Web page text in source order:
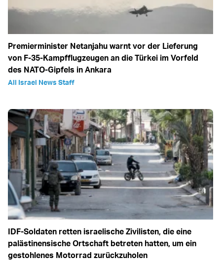
Premierminister Netanjahu warnt vor der Lieferung
von F-35-Kampfflugzeugen an die Türkei im Vorfeld
des NATO-Gipfels in Ankara
All Israel News Staff
IDF-Soldaten retten israelische Zivilisten, die eine
palästinensische Ortschaft betreten hatten, um ein
gestohlenes Motorrad zurückzuholen